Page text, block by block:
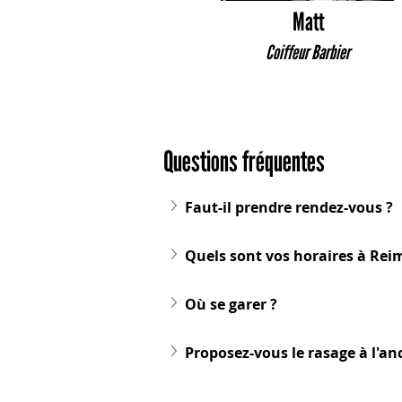
Matt
Coiffeur Barbier
Questions fréquentes
Faut-il prendre rendez-vous ?
Quels sont vos horaires à
Où se garer ?
Proposez-vous le rasage à